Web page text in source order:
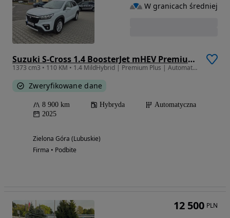
Suzuki S-Cross 1.4 BoosterJet mHEV Premium Plus SP
1373 cm3 • 110 KM • 1.4 MildHybrid | Premium Plus | Automat | Salon Suzuki
Zweryfikowane dane
8 900 km Hybryda
Automatyczna
2025
Zielona Góra (Lubuskie)
Firma • Podbite
W granicach średniej
12 500 PLN